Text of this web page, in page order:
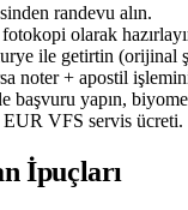
randevu alın.
olarak
ile getirtin (orijinal
noter + apostil
başvuru yapın,
VFS servis ücreti.
İpuçları